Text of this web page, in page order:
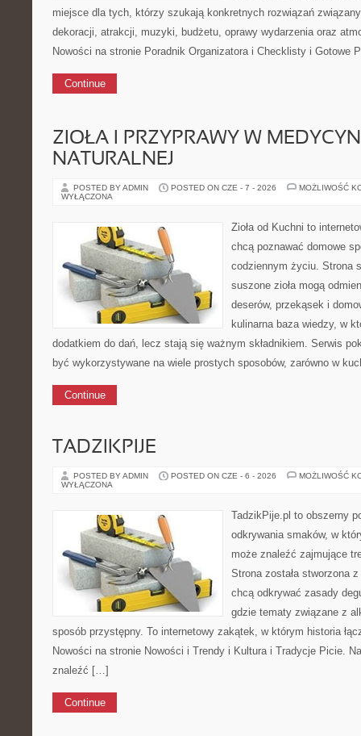
miejsce dla tych, którzy szukają konkretnych rozwiązań
dekoracji, atrakcji, muzyki, budżetu, oprawy wydarzenia oraz
Nowości na stronie Poradnik Organizatora i Checklisty i Gotowe
Continue
ZIOŁA I PRZYPRAWY W
NATURALNEJ
POSTED BY ADMIN POSTED ON CZE - 7 - 2026
MOŻLIWOŚĆ
WYŁĄCZONA
Zioła od Kuchni to
chcą poznawać domowe
codziennym życiu. Strona
suszone zioła mogą
deserów, przekąsek i
kulinarna baza wiedzy, w
dodatkiem do dań, lecz stają się ważnym składnikiem. Serwis
być wykorzystywane na wiele prostych sposobów, zarówno w
Continue
TADZIKPIJE
POSTED BY ADMIN POSTED ON CZE - 6 - 2026
MOŻLIWOŚĆ
WYŁĄCZONA
TadzikPije.pl to obszerny
odkrywania smaków, w
może znaleźć zajmujące
Strona została stworzona
chcą odkrywać zasady
gdzie tematy związane z
sposób przystępny. To internetowy zakątek, w którym historia
Nowości na stronie Nowości i Trendy i Kultura i Tradycje Picie.
znaleźć […]
Continue